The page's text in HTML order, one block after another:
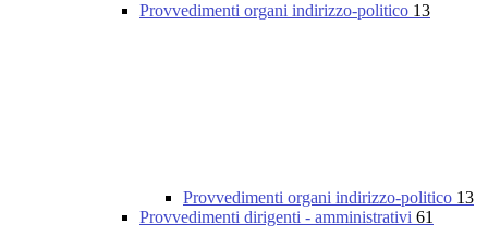
Provvedimenti organi indirizzo-politico 13
Provvedimenti organi indirizzo-politico 13
Provvedimenti dirigenti - amministrativi 61